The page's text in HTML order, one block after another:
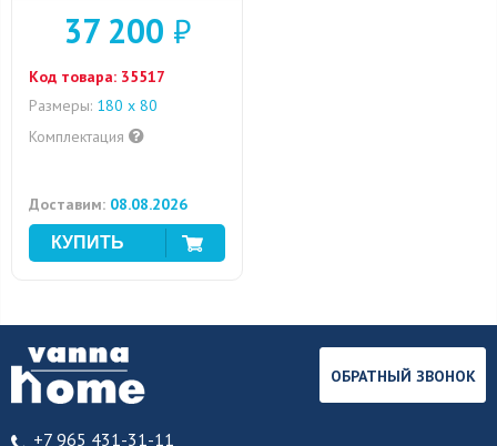
37 200 ₽
Код товара: 35517
Размеры: 180 x 80
Комплектация
Доставим: 08.08.2026
+7 965 431-31-11
ОБРАТНЫЙ ЗВОНОК